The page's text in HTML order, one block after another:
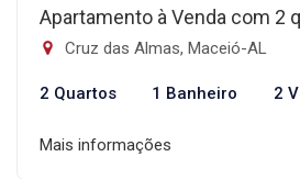
Apartamento à Venda com 2
Cruz das Almas, Maceió-AL
2 Quartos 1 Banheiro 2
Mais informações